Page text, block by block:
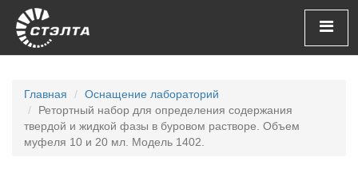
Главная
Оснащение лабораторий
Ретортный набор для определения содержания
твердой и жидкой фазы в буровом растворе. Объем
муфеля 10 и 20 мл. Модель 1402.